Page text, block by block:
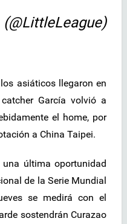
asiáticos llegaron en
García volvió a
el home, por
a China Taipei.
última oportunidad
de la Serie Mundial
se medirá con el
sostendrán Curazao